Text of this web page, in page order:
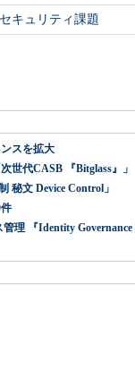
キュリティ課題
スを拡大
世代CASB 『Bitglass』」
秘文 Device Control」
理 『Identity Governance